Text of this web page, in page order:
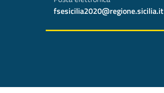
fsesicilia2020@regione.sicilia.it